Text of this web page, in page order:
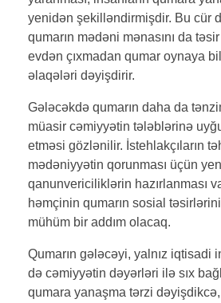
yenidən şekilləndirmişdir. Bu cür
qumarın mədəni mənasını da
evdən çıxmadan qumar oynaya
əlaqələri dəyişdirir.
Gələcəkdə qumarın daha da
müasir cəmiyyətin tələblərinə
etməsi gözlənilir. İstehlakçıların
mədəniyyətin qorunması üçün
qanunvericiliklərin hazırlanması
həmçinin qumarın sosial
mühüm bir addım olacaq.
Qumarın gələcəyi, yalnız iqtisadi
də cəmiyyətin dəyərləri ilə sıx
qumara yanaşma tərzi